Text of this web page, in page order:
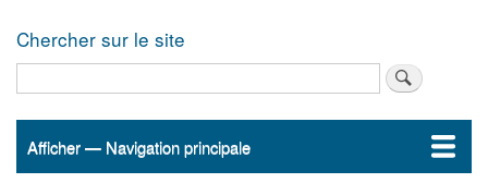
Chercher sur le site
Navigation
Afficher — Navigation principale